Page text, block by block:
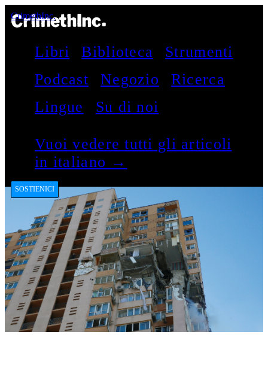
CrimethInc.
Libri Biblioteca
Strumenti
Podcast
Negozio
Ricerca
Lingue
Su di noi
Vuoi vedere tutti gli articoli
in italiano →
SOSTIENICI